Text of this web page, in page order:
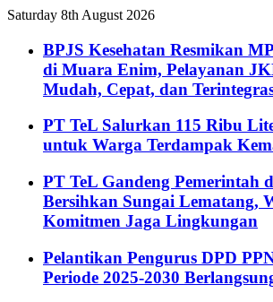
Saturday 8th August 2026
BPJS Kesehatan Resmikan
di Muara Enim, Pelayanan
Mudah, Cepat, dan
PT TeL Salurkan 115 Ribu
untuk Warga Terdampak
PT TeL Gandeng Pemerintah
Bersihkan Sungai Lematang,
Komitmen Jaga Lingkungan
Pelantikan Pengurus DPD
Periode 2025-2030